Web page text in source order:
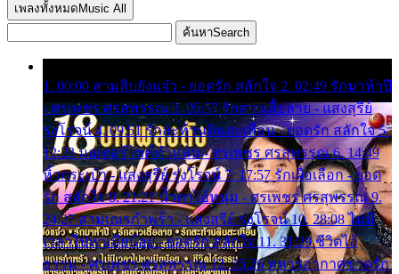
เพลงทั้งหมด Music All
ค้นหาSearch
1. 00:00 สามสิบยังแจ๋ว - ยอดรัก สลักใจ 2. 02:49 รักมาห้าปี
- ศรเพชร ศรสุพรรณ 3. 05:57 รักสาวเสื้อลาย - แสงสุรีย์
รุ่งโรจน์ 4. 09:51 รักสะท้านดินสะเทือน - ยอดรัก สลักใจ 5.
12:23 มอเตอร์ไซค์ทำหล่น - ศรเพชร ศรสุพรรณ 6. 14:49
หิ้วกระเป๋า - แสงสุรีย์ รุ่งโรจน์ 7. 17:57 รักเผื่อเลือก - ยอด
รัก สลักใจ 8. 21:21 น้ำตาไอ้หนุ่ม - ศรเพชร ศรสุพรรณ 9.
24:27 สามเณรกำพร้า - แสงสุรีย์ รุ่งโรจน์ 10. 28:08 ไม่มี
เวลาไปหาเมียน้อย - ยอดรัก สลักใจ 11. 31:29 ชีวิตไอ้
ธรรม - ศรเพชร ศรสุพรรณ 12. 35:26 ทหารอากาศขาดรัก